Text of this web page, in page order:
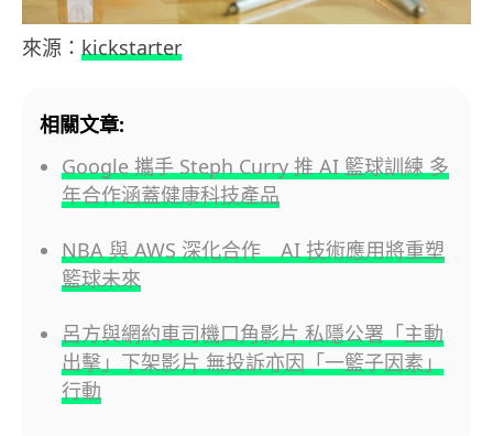
來源： kickstarter
相關文章:
Google 攜手 Steph Curry 推 AI 籃球訓練 多
年合作涵蓋健康科技產品
NBA 與 AWS 深化合作 AI 技術應用將重塑
籃球未來
呂方與網約車司機口角影片 私隱公署「主動
出擊」下架影片 無投訴亦因「一籃子因素」
行動